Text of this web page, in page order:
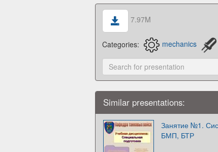
7.97M
Categories: mechanics
Similar presentations:
Занятие №1.
БМП, БТР